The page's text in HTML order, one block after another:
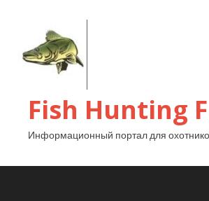
Fish Hunting
Информационный портал для